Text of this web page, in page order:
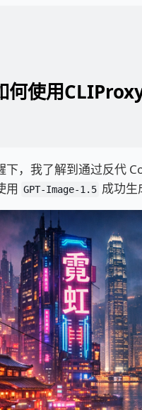
何使用
，我了解到通过反代
用 GPT-Image-1.5 成功生